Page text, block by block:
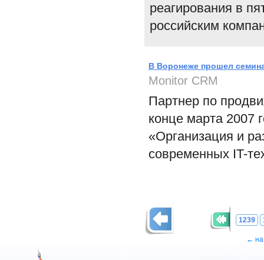
реагирования в
российским
В Воронеже прошел
Monitor CRM
Партнер по
конце марта 2007
«Организация и
современных IT-
1239
← на